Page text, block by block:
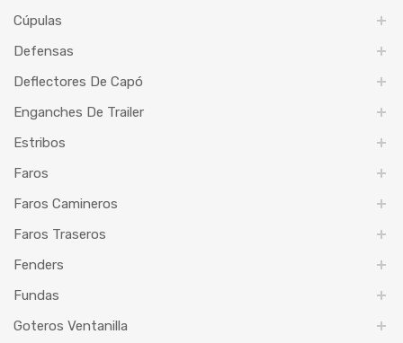
Cúpulas
Defensas
Deflectores De Capó
Enganches De Trailer
Estribos
Faros
Faros Camineros
Faros Traseros
Fenders
Fundas
Goteros Ventanilla